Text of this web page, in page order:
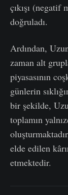
çıkışı (negatif
doğruladı.
Ardından,
zaman alt
piyasasının
günlerin
bir şekilde,
toplamın
elde edilen
etmektedir.